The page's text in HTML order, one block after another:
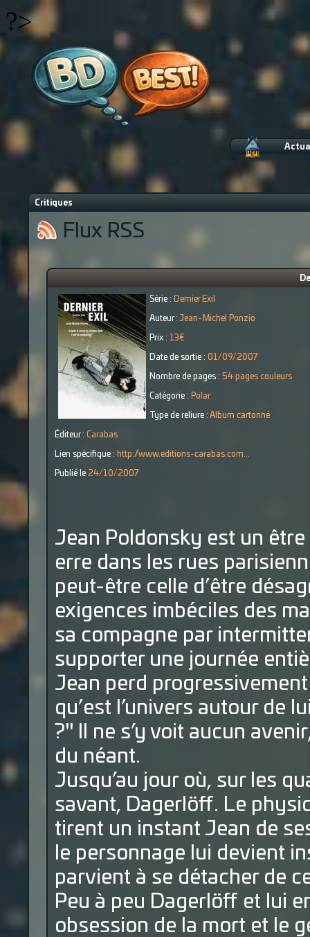
?>
Critiques
Flux RSS
Série : Dernier Exil
Auteur : Jean-Michel Ponzio
Prix : 13€
Date de sortie : 01/09/2007
Nombre de pages : 54 pages couleurs
Catégorie : Polar
Type de reliure : Album cartonné
Éditeur : Carabas
Lien spécifique : http://www.editions-carabas.com...
Publié le 24/10/2007
Jean Poldonsky est un
erre dans les rues
peut-être celle d’être
exigences imbéciles des
sa compagne par
supporter une journée
Jean perd
qu’est l’univers autour de
?" Il ne s’y voit aucun
du néant.
Jusqu’au jour où, sur les
savant, Dagerlöff. Le
tirent un instant Jean de
le personnage lui devient
parvient à se détacher de
Peu à peu Dagerlöff et lui
obsession de la mort et le